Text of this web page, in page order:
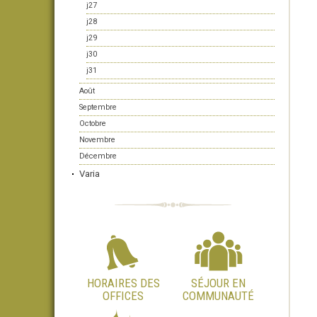
j27
j28
j29
j30
j31
Août
Septembre
Octobre
Novembre
Décembre
Varia
HORAIRES DES
OFFICES
SÉJOUR EN
COMMUNAUTÉ